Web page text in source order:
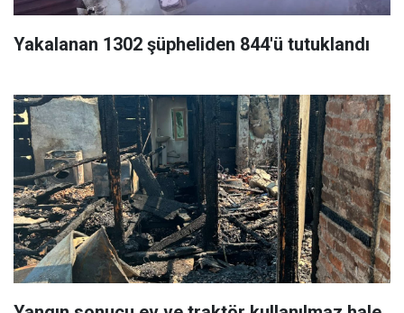
Yakalanan 1302 şüpheliden 844'ü tutuklandı